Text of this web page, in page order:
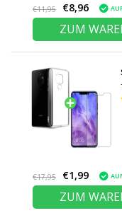
€11,95 €8,96
ZUM
€17,95 €1,99
ZUM